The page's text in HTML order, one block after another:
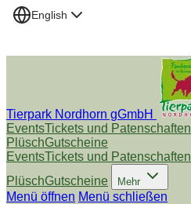
English
Tierpark Nordhorn gGmbH
EventsTickets und Patenschaften
PlüschGutscheine
EventsTickets und Patenschaften
PlüschGutscheine Mehr
Menü öffnen Menü schließen